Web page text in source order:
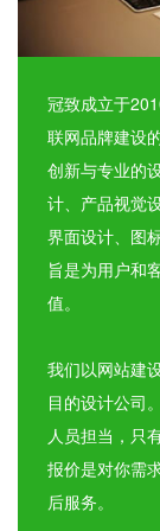
冠致成立于
联网品牌建设
创新与专业的
计、产品视觉
界面设计、图
旨是为用户和
值。
我们以网站建
目的设计公司
人员担当，只
报价是对你需
后服务。